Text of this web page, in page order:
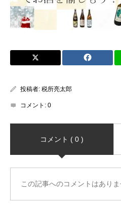
投稿者: 税所亮太郎
コメント: 0
コメント ( 0 )
この記事へのコメントはありま